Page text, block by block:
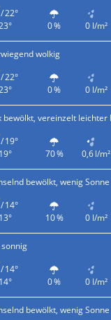
/ 22°
0 % 0 l/m²
wolkig
/ 22°
0 % 0 l/m²
bewölkt, vereinzelt leichter
/ 19°
70 % 0,6 l/m²
bewölkt, wenig Sonne
/ 14°
10 % 0 l/m²
/ 14°
0 % 0 l/m²
bewölkt, wenig Sonne